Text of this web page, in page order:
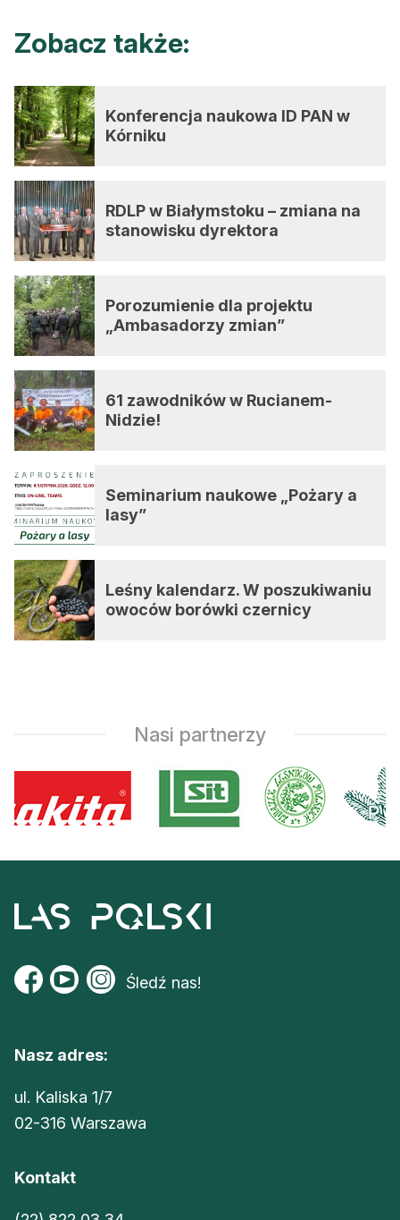
Zobacz także:
Konferencja naukowa ID PAN w
Kórniku
RDLP w Białymstoku – zmiana na
stanowisku dyrektora
Porozumienie dla projektu
„Ambasadorzy zmian”
61 zawodników w Rucianem-
Nidzie!
Seminarium naukowe „Pożary a
lasy”
Leśny kalendarz. W poszukiwaniu
owoców borówki czernicy
Nasi partnerzy
Śledź nas!
Nasz adres:
ul. Kaliska 1/7
02-316 Warszawa
Kontakt